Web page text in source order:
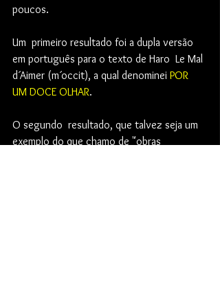
poucos.
Um  primeiro resultado foi a dupla versão
em português para o texto de Haro  Le Mal
d´Aimer (m´occit), a qual denominei POR
UM DOCE OLHAR.
O segundo  resultado, que talvez seja um
exemplo do que chamo de "obras